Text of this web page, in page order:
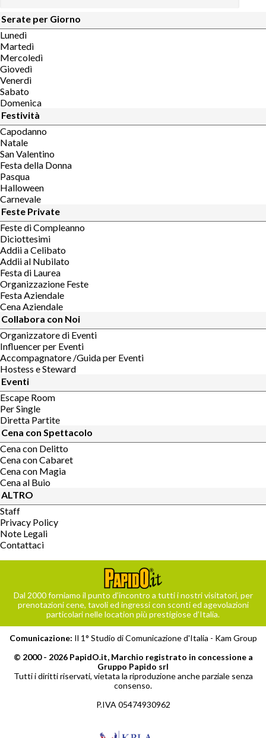
Serate per Giorno
Lunedì
Martedì
Mercoledì
Giovedì
Venerdì
Sabato
Domenica
Festività
Capodanno
Natale
San Valentino
Festa della Donna
Pasqua
Halloween
Carnevale
Feste Private
Feste di Compleanno
Diciottesimi
Addii a Celibato
Addii al Nubilato
Festa di Laurea
Organizzazione Feste
Festa Aziendale
Cena Aziendale
Collabora con Noi
Organizzatore di Eventi
Influencer per Eventi
Accompagnatore /Guida per Eventi
Hostess e Steward
Eventi
Escape Room
Per Single
Diretta Partite
Cena con Spettacolo
Cena con Delitto
Cena con Cabaret
Cena con Magia
Cena al Buio
ALTRO
Staff
Privacy Policy
Note Legali
Contattaci
Dal 2000 forniamo il punto d’incontro a tutti i nostri visitatori, per
prenotazioni cene, tavoli ed ingressi con sconti ed agevolazioni
particolari nelle location più prestigiose d’Italia.
Comunicazione: Il 1° Studio di Comunicazione d'Italia - Kam Group
© 2000 - 2026 PapidO.it, Marchio registrato in concessione a
Gruppo Papido srl
Tutti i diritti riservati, vietata la riproduzione anche parziale senza
consenso.
P.IVA 05474930962